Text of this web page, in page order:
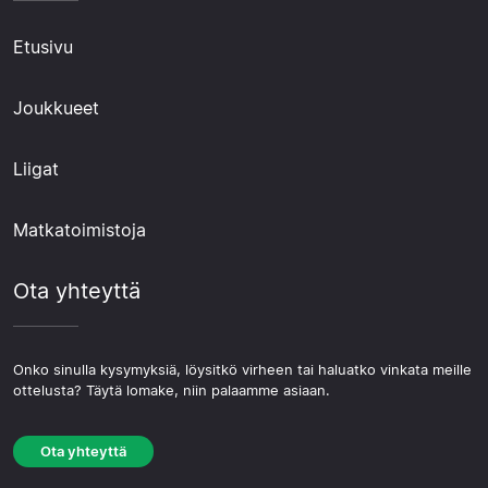
Etusivu
Joukkueet
Liigat
Matkatoimistoja
Ota yhteyttä
Onko sinulla kysymyksiä, löysitkö virheen tai haluatko vinkata meille
ottelusta? Täytä lomake, niin palaamme asiaan.
Ota yhteyttä